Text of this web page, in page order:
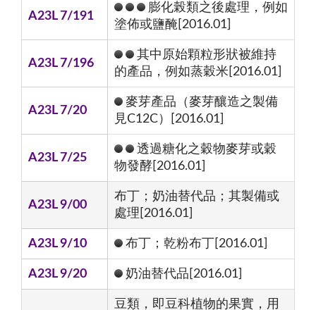
A23L 7/191
膨化榖類之後處理，例如
塗佈或鹽醃[2016.01]
A23L 7/196
其中原始顆粒形狀被維持
的產品，例如蒸穀米[2016.01]
A23L 7/20
麥芽產品（麥芽釀造之製備
見C12C）[2016.01]
A23L 7/25
透過糖化之穀物麥芽或穀
物發酵[2016.01]
A23L 9/00
布丁；奶油替代品；其製備或
處理[2016.01]
A23L 9/10 布丁；乾粉布丁[2016.01]
A23L 9/20 奶油替代品[2016.01]
豆類，即豆科植物的果實，用